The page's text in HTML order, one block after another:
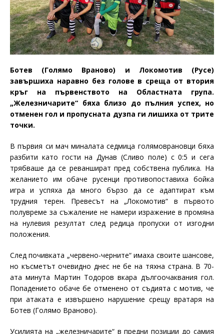
Ботев (Голямо Враново) и Локомотив (Русе)
завършиха наравно без голове в среща от втория
кръг на първенството на Областната група.
„Железничарите“ бяха близо до пълния успех, но
отменен гол и пропусната дузпа ги лишиха от трите
точки.
В първия си мач миналата седмица голямоврановци бяха
разбити като гости на Дунав (Сливо поле) с 0:5 и сега
трябваше да се реваншират пред собствена публика. На
желанието им обаче русенци противопоставиха бойка
игра и успяха да много бързо да се адаптират към
трудния терен. Превесът на „Локомотив“ в първото
полувреме за съжаление не намери изражение в промяна
на нулевия резултат след редица пропуски от изгодни
положения.
След почивката „червено-черните“ имаха своите шансове,
но късметът очевидно днес не бе на тяхна страна. В 70-
ата минута Мартин Тодоров вкара дългоочаквания гол.
Попадението обаче бе отменено от съдията с мотив, че
при атаката е извършено нарушение срещу вратаря на
Ботев (Голямо Враново).
Усилията на „железничарите“ в предни позиции до самия